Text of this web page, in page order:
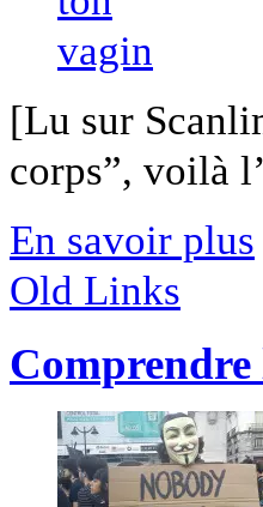
[Lu sur
corps”, voilà
En savoir plus
Old Links
Comprendre